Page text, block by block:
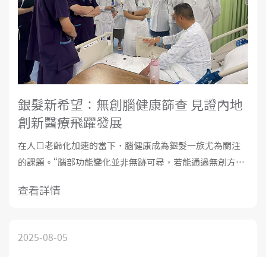
銀髮新希望：無創腦健康篩查 見證內地
創新醫療飛躍發展
在人口老齡化加速的當下，腦健康成為銀髮一族尤為關注
的課題。“腦部功能變化並非無跡可尋，若能通過無創方式
緒問題乃至神經退行性疾病都可實現有效管理，”深圳市人
查看詳情
2025-08-05